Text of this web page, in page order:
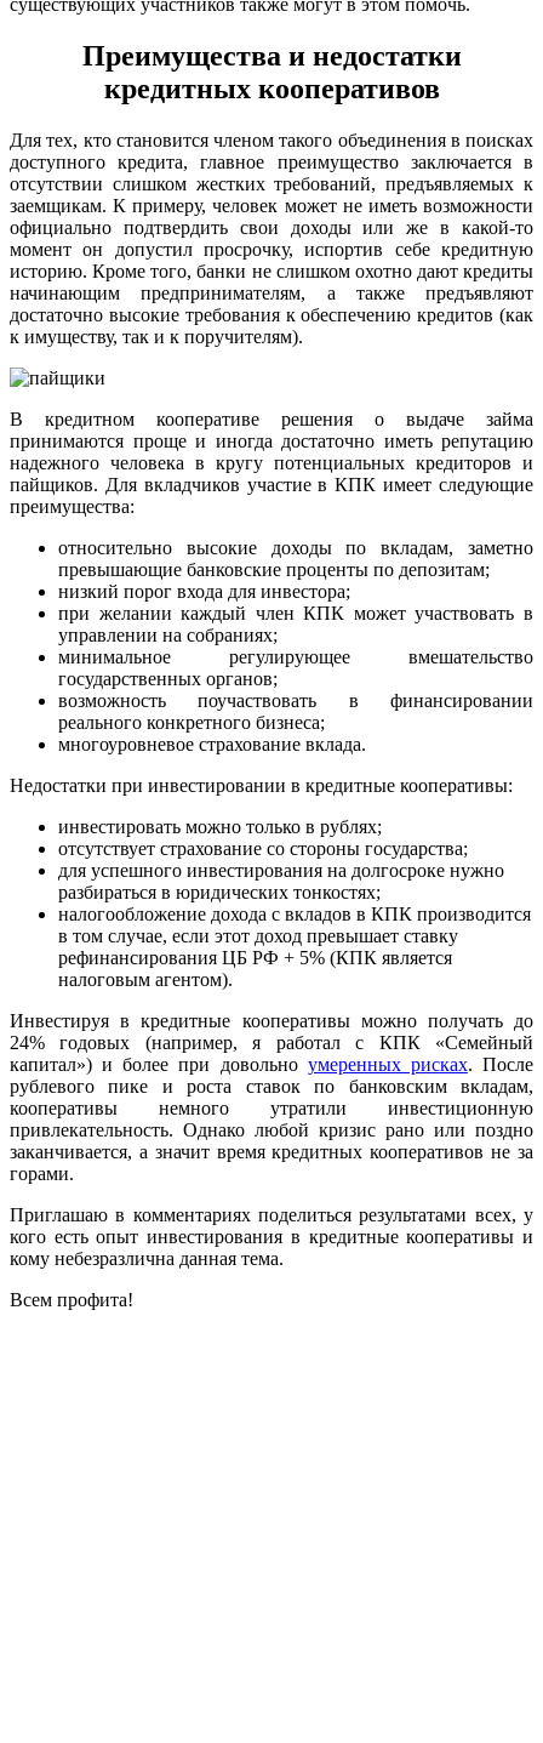
существующих участников также могут в этом помочь.
Преимущества и недостатки
кредитных кооперативов
Для тех, кто становится членом такого объединения в поисках
доступного кредита, главное преимущество заключается в
отсутствии слишком жестких требований, предъявляемых к
заемщикам. К примеру, человек может не иметь возможности
официально подтвердить свои доходы или же в какой-то
момент он допустил просрочку, испортив себе кредитную
историю. Кроме того, банки не слишком охотно дают кредиты
начинающим предпринимателям, а также предъявляют
достаточно высокие требования к обеспечению кредитов (как
к имуществу, так и к поручителям).
В кредитном кооперативе решения о выдаче займа
принимаются проще и иногда достаточно иметь репутацию
надежного человека в кругу потенциальных кредиторов и
пайщиков. Для вкладчиков участие в КПК имеет следующие
преимущества:
относительно высокие доходы по вкладам, заметно
превышающие банковские проценты по депозитам;
низкий порог входа для инвестора;
при желании каждый член КПК может участвовать в
управлении на собраниях;
минимальное регулирующее вмешательство
государственных органов;
возможность поучаствовать в финансировании
реального конкретного бизнеса;
многоуровневое страхование вклада.
Недостатки при инвестировании в кредитные кооперативы:
инвестировать можно только в рублях;
отсутствует страхование со стороны государства;
для успешного инвестирования на долгосроке нужно
разбираться в юридических тонкостях;
налогообложение дохода с вкладов в КПК производится
в том случае, если этот доход превышает ставку
рефинансирования ЦБ РФ + 5% (КПК является
налоговым агентом).
Инвестируя в кредитные кооперативы можно получать до
24% годовых (например, я работал с КПК «Семейный
капитал») и более при довольно умеренных рисках. После
рублевого пике и роста ставок по банковским вкладам,
кооперативы немного утратили инвестиционную
привлекательность. Однако любой кризис рано или поздно
заканчивается, а значит время кредитных кооперативов не за
горами.
Приглашаю в комментариях поделиться результатами всех, у
кого есть опыт инвестирования в кредитные кооперативы и
кому небезразлична данная тема.
Всем профита!